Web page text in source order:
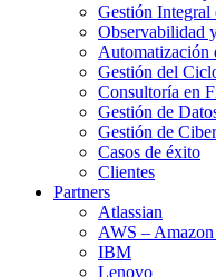
Gestión
Observabilidad
Gestión del
Consultoría en
Gestión de
Gestión de
Casos de éxito
Clientes
Partners
Atlassian
AWS –
IBM
Lenovo